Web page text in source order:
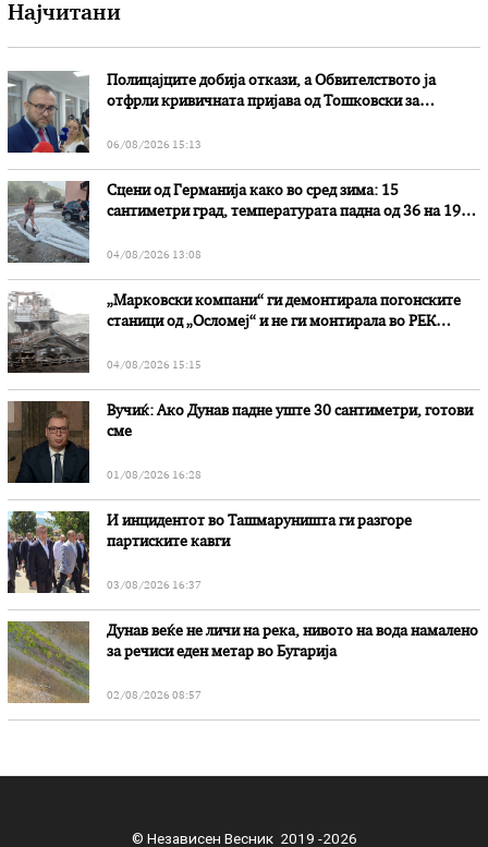
Најчитани
Полицајците добија откази, а Обвителството ја
отфрли кривичната пријава од Тошковски за
06/08/2026 15:13
Сцени од Германија како во сред зима: 15
сантиметри град, температурата падна од 36 на 19
04/08/2026 13:08
„Марковски компани“ ги демонтирала погонските
станици од „Осломеј“ и не ги монтирала во РЕК
04/08/2026 15:15
Вучиќ: Ако Дунав падне уште 30 сантиметри, готови
сме
01/08/2026 16:28
И инцидентот во Ташмаруништa ги разгоре
партиските кавги
03/08/2026 16:37
Дунав веќе не личи на река, нивото на вода намалено
за речиси еден метар во Бугарија
02/08/2026 08:57
© Независен Весник 2019 -2026